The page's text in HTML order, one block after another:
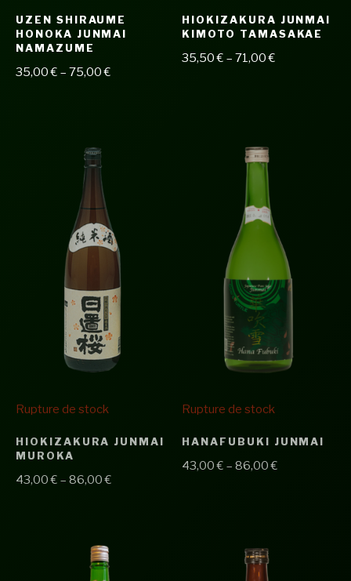
UZEN SHIRAUME
HONOKA JUNMAI
NAMAZUME
35,00€ – 75,00€
HIOKIZAKURA JUNMAI
KIMOTO TAMASAKAE
35,50€ –71,00€
Rupture de stock
HIOKIZAKURA JUNMAI
MUROKA
43,00€ – 86,00€
Rupture de stock
HANAFUBUKI JUNMAI
43,00€ –86,00€